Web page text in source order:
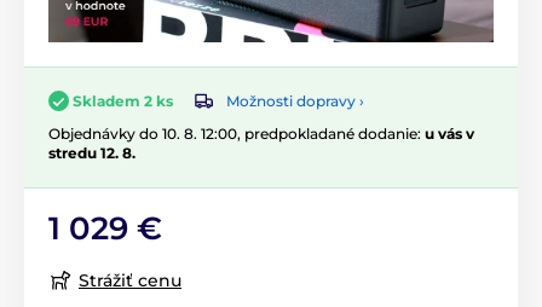
Skladem 2 ks
Možnosti dopravy ›
Objednávky do 10. 8. 12:00, predpokladané dodanie: u vás v
stredu 12. 8.
1 029 €
Strážiť cenu